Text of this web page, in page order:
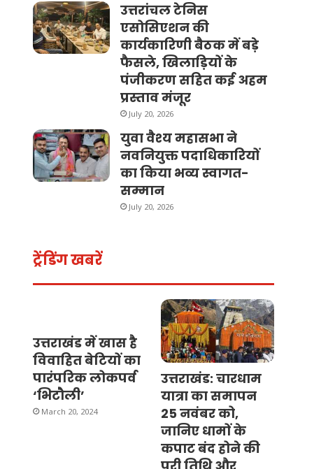
उत्तरांचल टेनिस
एसोसिएशन की
कार्यकारिणी बैठक में बड़े
फैसले, खिलाड़ियों के
पंजीकरण सहित कई अहम
प्रस्ताव मंजूर
July 20, 2026
युवा वैश्य महासभा ने
नवनियुक्त पदाधिकारियों
का किया भव्य स्वागत-
सम्मान
July 20, 2026
ट्रेंडिंग खबरें
उत्तराखंड में खास है
विवाहित बेटियों का
पारंपरिक लोकपर्व
‘भिटौली’
March 20, 2024
उत्तराखंड: चारधाम
यात्रा का समापन
25 नवंबर को,
जानिए धामों के
कपाट बंद होने की